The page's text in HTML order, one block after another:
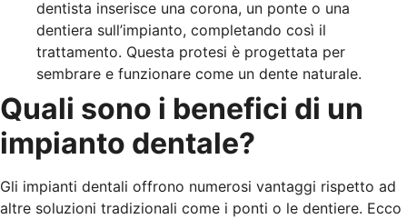
dentista inserisce una corona, un ponte o una
dentiera sull’impianto, completando così il
trattamento. Questa protesi è progettata per
sembrare e funzionare come un dente naturale.
Quali sono i benefici di un
impianto dentale?
Gli impianti dentali offrono numerosi vantaggi rispetto ad
altre soluzioni tradizionali come i ponti o le dentiere. Ecco